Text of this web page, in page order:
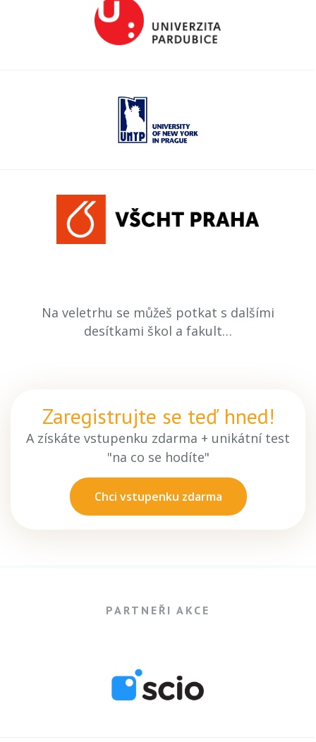
Na veletrhu se můžeš potkat s dalšími
desítkami škol a fakult…
Zaregistrujte se teď hned!
A získáte vstupenku zdarma + unikátní test
"na co se hodíte"
Chci vstupenku zdarma
PARTNEŘI AKCE